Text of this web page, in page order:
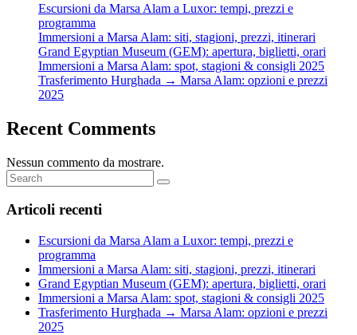
Escursioni da Marsa Alam a Luxor: tempi, prezzi e
programma
Immersioni a Marsa Alam: siti, stagioni, prezzi, itinerari
Grand Egyptian Museum (GEM): apertura, biglietti, orari
Immersioni a Marsa Alam: spot, stagioni & consigli 2025
Trasferimento Hurghada → Marsa Alam: opzioni e prezzi
2025
Recent Comments
Nessun commento da mostrare.
Articoli recenti
Escursioni da Marsa Alam a Luxor: tempi, prezzi e
programma
Immersioni a Marsa Alam: siti, stagioni, prezzi, itinerari
Grand Egyptian Museum (GEM): apertura, biglietti, orari
Immersioni a Marsa Alam: spot, stagioni & consigli 2025
Trasferimento Hurghada → Marsa Alam: opzioni e prezzi
2025